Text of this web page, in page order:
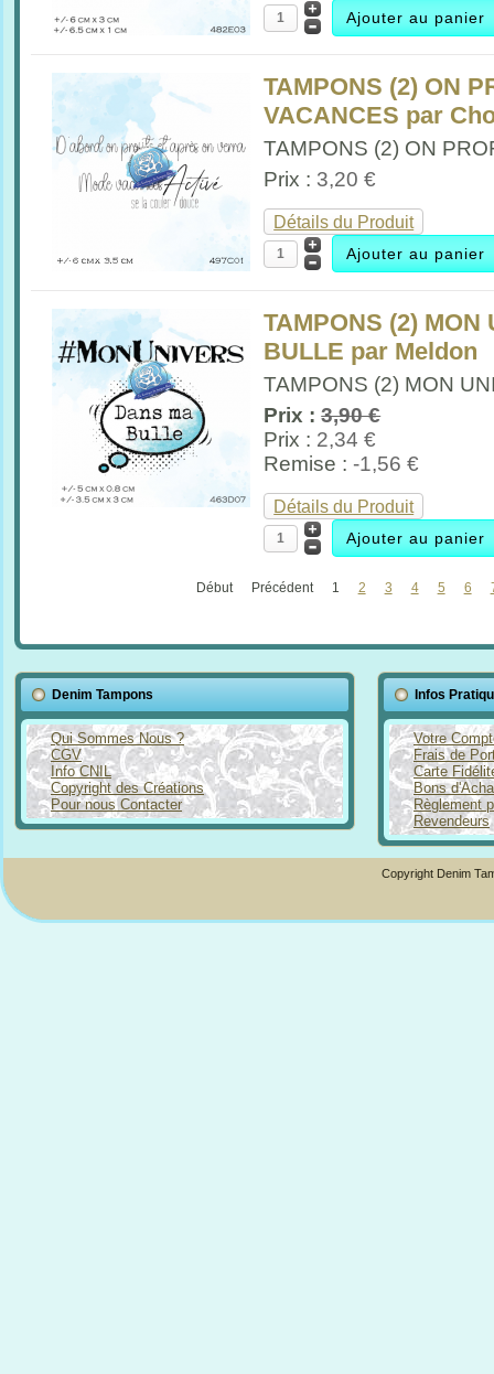
TAMPONS (2) ON
VACANCES par
TAMPONS (2) ON
Prix : 3,20 €
Détails du Produit
TAMPONS (2) MON
BULLE par Meldon
TAMPONS (2) MON
Prix :3,90 €
Prix : 2,34 €
Remise :-1,56 €
Détails du Produit
Début Précédent 1 2 3 4 5 6
Denim Tampons
Qui Sommes Nous ?
CGV
Info CNIL
Copyright des Créations
Pour nous Contacter
Infos
Votre
Frais de
Carte
Bons
Règlement
Revendeurs
Copyright Denim